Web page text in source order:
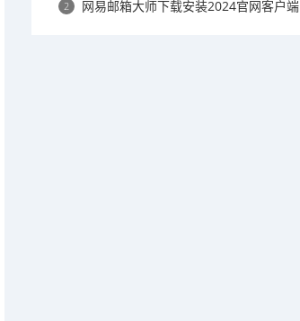
2 ​网易邮箱大师下载安装2024官网客户端